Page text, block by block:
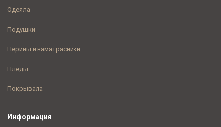
Одеяла
Подушки
Перины и наматрасники
Пледы
Покрывала
Информация